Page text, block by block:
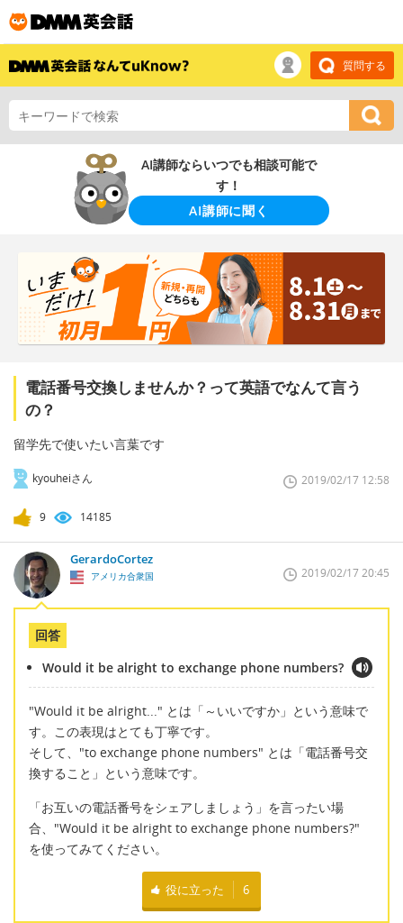
質問する
AI講師ならいつでも相談可能で
す！
AI講師に聞く
電話番号交換しませんか？って英語でなんて言う
の？
留学先で使いたい言葉です
kyouheiさん 2019/02/17 12:58
9 14185
GerardoCortez
アメリカ合衆国 2019/02/17 20:45
回答
Would it be alright to exchange phone numbers?
"Would it be alright..." とは「～いいですか」という意味で
す。この表現はとても丁寧です。
そして、"to exchange phone numbers" とは「電話番号交
換すること」という意味です。
「お互いの電話番号をシェアしましょう」を言ったい場
合、"Would it be alright to exchange phone numbers?"
を使ってみてください。
役に立った 6